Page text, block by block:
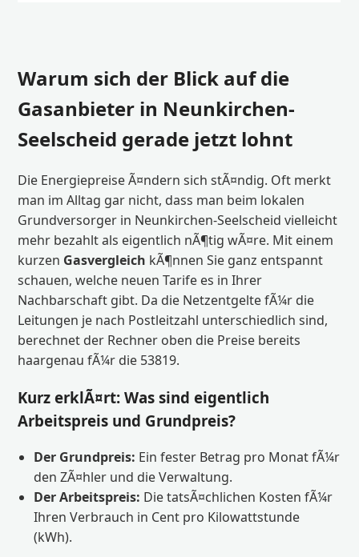
Warum sich der Blick auf die
Gasanbieter in Neunkirchen-
Seelscheid gerade jetzt lohnt
Die Energiepreise Ã¤ndern sich stÃ¤ndig. Oft merkt
man im Alltag gar nicht, dass man beim lokalen
Grundversorger in Neunkirchen-Seelscheid vielleicht
mehr bezahlt als eigentlich nÃ¶tig wÃ¤re. Mit einem
kurzen Gasvergleich kÃ¶nnen Sie ganz entspannt
schauen, welche neuen Tarife es in Ihrer
Nachbarschaft gibt. Da die Netzentgelte fÃ¼r die
Leitungen je nach Postleitzahl unterschiedlich sind,
berechnet der Rechner oben die Preise bereits
haargenau fÃ¼r die 53819.
Kurz erklÃ¤rt: Was sind eigentlich
Arbeitspreis und Grundpreis?
Der Grundpreis: Ein fester Betrag pro Monat fÃ¼r
den ZÃ¤hler und die Verwaltung.
Der Arbeitspreis: Die tatsÃ¤chlichen Kosten fÃ¼r
Ihren Verbrauch in Cent pro Kilowattstunde
(kWh).